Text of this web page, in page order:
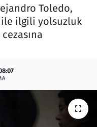
Toledo,
ile ilgili yolsuzluk